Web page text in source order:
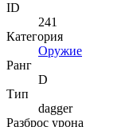
ID
241
Категория
Оружие
Ранг
D
Тип
dagger
Разброс урона